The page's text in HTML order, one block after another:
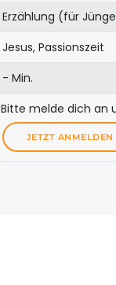
Erzählung (für
Jesus, Passionszeit
- Min.
melde dich an
JETZT ANMELDEN